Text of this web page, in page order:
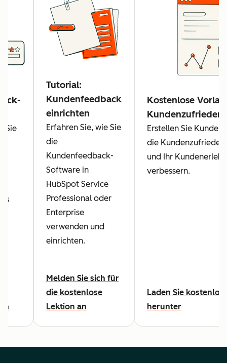
Sie
Tutorial:
Kundenfeedback
einrichten
Erfahren Sie, wie Sie
die
Kundenfeedback-
Software in
HubSpot Service
Professional oder
Enterprise
verwenden und
einrichten.
Melden Sie sich für
die kostenlose
Lektion an
Kostenlose
Erstellen Sie
die
und Ihr
verbessern.
Laden Sie
herunter